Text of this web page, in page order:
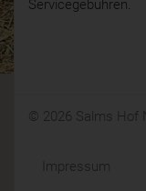
Servicegebühren.
© 2026 Salms Hof
Impressum